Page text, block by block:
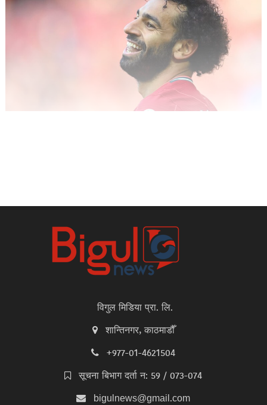
विगुल मिडिया प्रा. लि.
शान्तिनगर, काठमाडौँ
+977-01-4621504
सूचना बिभाग दर्ता न: 59 / 073-074
bigulnews@gmail.com